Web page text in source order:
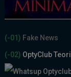
(-01) Fake News
(-02) OptyClub